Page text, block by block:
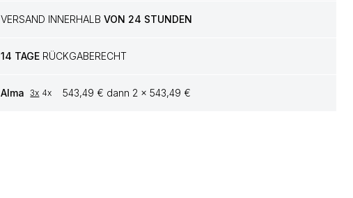
VERSAND INNERHALBVON 24 STUNDEN
14 TAGE RÜCKGABERECHT
Alma 3x 4x 543,49 € dann 2 x 543,49 €